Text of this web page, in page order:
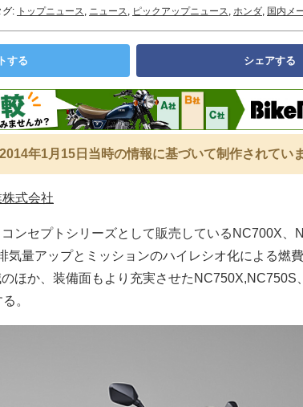
: トップニュース, ニュース, ピックアップニュース, ホンダ, 国内メ
する シェアする
年1月15日当時の情報に基づいて制作されていま
式会社
ンセプトシリーズとして販売しているNC700X、
気量アップとミッションのハイレシオ化による燃
ほか、装備面もより充実させたNC750X,NC750S
。